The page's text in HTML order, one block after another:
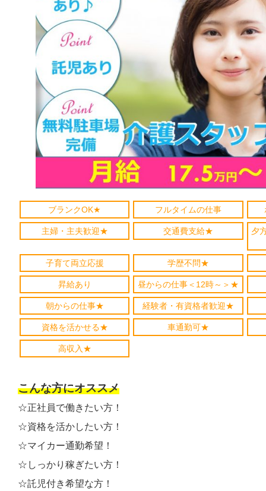
ブランクOK★ フルタイムの仕事
主婦・主夫歓迎★ 交通費支給★ 夕
子育て両立応援 学歴不問★
昇給あり 昼からの仕事＜12時～＞★
朝からの仕事★ 経験者・有資格者歓迎★
資格を活かせる★ 車通勤可★
高収入★
こんな方にオススメ
☆正社員で働きたい方！
☆資格を活かしたい方！
☆マイカー通勤希望！
☆しっかり稼ぎたい方！
☆託児付き希望な方！